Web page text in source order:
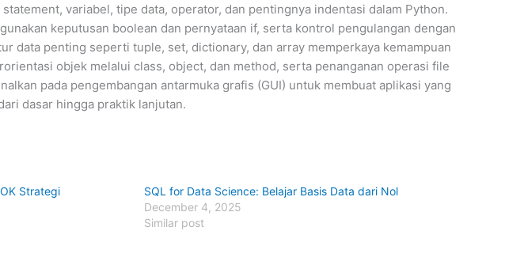
variabel, tipe data, operator, dan pentingnya indentasi dalam Python.
keputusan boolean dan pernyataan if, serta kontrol pengulangan dengan
data penting seperti tuple, set, dictionary, dan array memperkaya kemampuan
objek melalui class, object, dan method, serta penanganan operasi file
pada pengembangan antarmuka grafis (GUI) untuk membuat aplikasi yang
dasar hingga praktik lanjutan.
Strategi
SQL for Data Science: Belajar Basis Data dari Nol
December 4, 2025
Similar post